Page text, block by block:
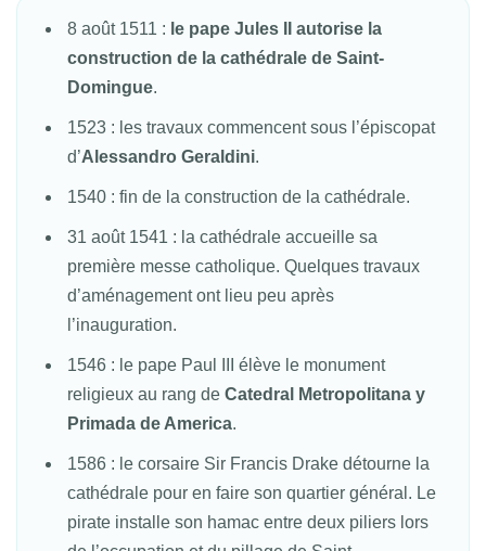
8 août 1511 : le pape Jules II autorise la
construction de la cathédrale de Saint-
Domingue.
1523 : les travaux commencent sous l’épiscopat
d’Alessandro Geraldini.
1540 : fin de la construction de la cathédrale.
31 août 1541 : la cathédrale accueille sa
première messe catholique. Quelques travaux
d’aménagement ont lieu peu après
l’inauguration.
1546 : le pape Paul III élève le monument
religieux au rang de Catedral Metropolitana y
Primada de America.
1586 : le corsaire Sir Francis Drake détourne la
cathédrale pour en faire son quartier général. Le
pirate installe son hamac entre deux piliers lors